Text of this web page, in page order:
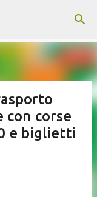
con corse
e biglietti